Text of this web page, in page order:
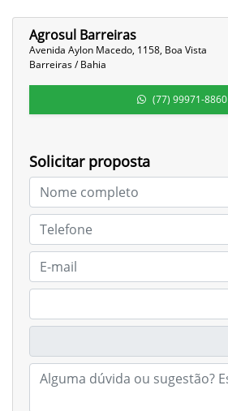
Agrosul Barreiras
Avenida Aylon Macedo, 1158, Boa Vista
Barreiras / Bahia
(77) 99971-8860
Solicitar proposta